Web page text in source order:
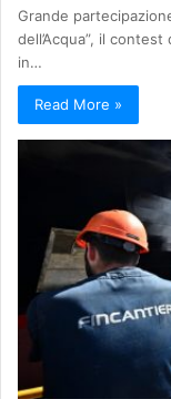
Grande
dell’Acqua”, il
in…
Read More »